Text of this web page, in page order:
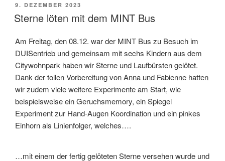
VERÖFFENTLICHT
AM
9. DEZEMBER 2023
Sterne löten mit dem MINT Bus
Am Freitag, den 08.12. war der MINT Bus zu Besuch im
DUISentrieb und gemeinsam mit sechs Kindern aus dem
Citywohnpark haben wir Sterne und Laufbürsten gelötet.
Dank der tollen Vorbereitung von Anna und Fabienne hatten
wir zudem viele weitere Experimente am Start, wie
beispielsweise ein Geruchsmemory, ein Spiegel
Experiment zur Hand-Augen Koordination und ein pinkes
Einhorn als Linienfolger, welches….
…mit einem der fertig gelöteten Sterne versehen wurde und